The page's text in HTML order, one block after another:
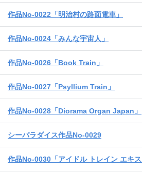
作品No-0022「明治村の路面電車」
作品No-0024「みんな宇宙人」
作品No-0026「Book Train」
作品No-0027「Psyllium Train」
作品No-0028「Diorama Organ Japan」
シーパラダイス作品No-0029
作品No-0030「アイドル トレイン エキス